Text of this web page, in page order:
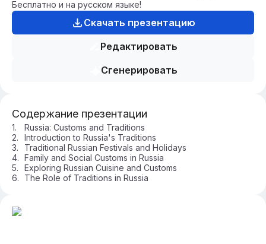
Бесплатно и на русском языке!
Скачать презентацию
Редактировать
Сгенерировать
Содержание презентации
Russia: Customs and Traditions
Introduction to Russia's Traditions
Traditional Russian Festivals and Holidays
Family and Social Customs in Russia
Exploring Russian Cuisine and Customs
The Role of Traditions in Russia